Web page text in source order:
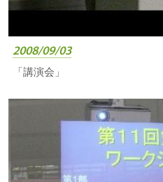
2008/09/03
「講演会」